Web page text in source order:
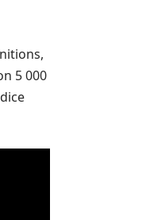
5 000